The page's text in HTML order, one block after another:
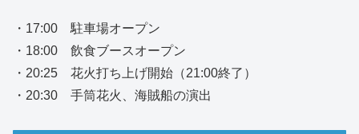
・17:00 駐車場オープン
・18:00 飲食ブースオープン
・20:25 花火打ち上げ開始（21:00終了）
・20:30 手筒花火、海賊船の演出